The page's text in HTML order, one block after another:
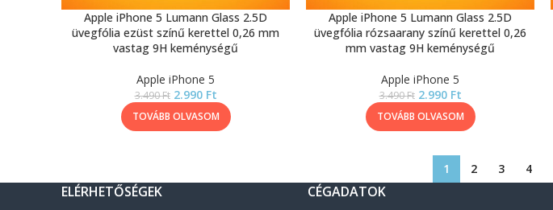
Apple iPhone 5 Lumann Glass 2.5D
üvegfólia ezüst színű kerettel 0,26 mm
vastag 9H keménységű
Apple iPhone 5
3.490Ft 2.990 Ft
TOVÁBB OLVASOM
Apple iPhone 5 Lumann Glass 2.5D
üvegfólia rózsaarany színű kerettel 0,26
mm vastag 9H keménységű
Apple iPhone 5
3.490Ft 2.990 Ft
TOVÁBB OLVASOM
1 2 3 4
ELÉRHETŐSÉGEK CÉGADATOK